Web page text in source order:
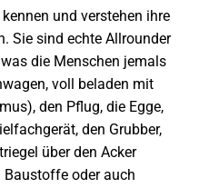
und verstehen ihre
Sie sind echte Allrounder
die Menschen jemals
voll beladen mit
den Pflug, die Egge,
den Grubber,
über den Acker
Baustoffe oder auch